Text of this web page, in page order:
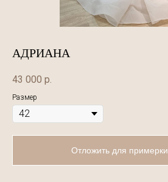
АДРИАНА
43 000 р.
Размер
Отложить для примерки